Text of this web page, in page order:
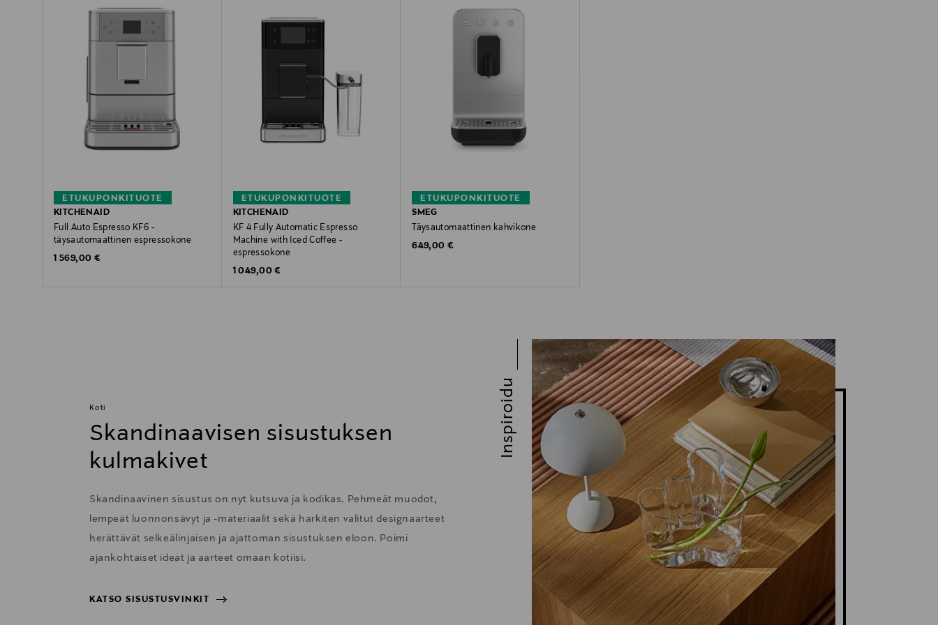
ETUKUPONKITUOTE
KITCHENAID
Full Auto Espresso KF6 -
täysautomaattinen espressokone
Original Price
1 569,00 €
ETUKUPONKITUOTE
KITCHENAID
KF 4 Fully Automatic Espresso
Machine with Iced Coffee -
espressokone
Original Price
1 049,00 €
ETUKUPONKITUOTE
SMEG
Täysautomaattinen kahvikone
Original Price
649,00 €
Koti
Skandinaavisen sisustuksen
kulmakivet
Skandinaavinen sisustus on nyt kutsuva ja kodikas. Pehmeät muodot,
lempeät luonnonsävyt ja -materiaalit sekä harkiten valitut designaarteet
herättävät selkeälinjaisen ja ajattoman sisustuksen eloon. Poimi
ajankohtaiset ideat ja aarteet omaan kotiisi.
KATSO SISUSTUSVINKIT
Inspiroidu